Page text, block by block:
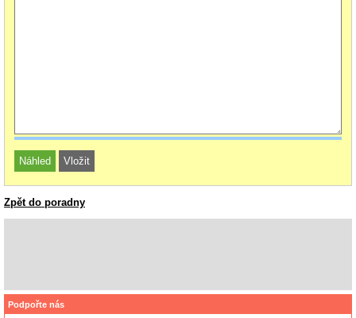
Zpět do poradny
Podpořte nás